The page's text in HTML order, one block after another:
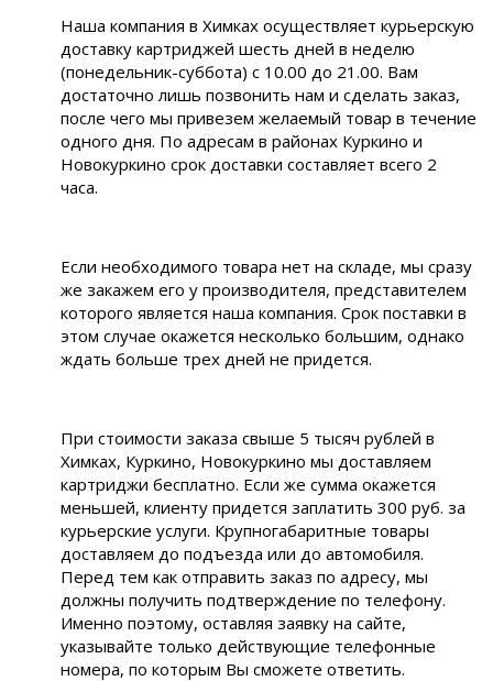
Наша компания в Химках осуществляет курьерскую
доставку картриджей шесть дней в неделю
(понедельник-суббота) с 10.00 до 21.00. Вам
достаточно лишь позвонить нам и сделать заказ,
после чего мы привезем желаемый товар в течение
одного дня. По адресам в районах Куркино и
Новокуркино срок доставки составляет всего 2
часа.
Если необходимого товара нет на складе, мы сразу
же закажем его у производителя, представителем
которого является наша компания. Срок поставки в
этом случае окажется несколько большим, однако
ждать больше трех дней не придется.
При стоимости заказа свыше 5 тысяч рублей в
Химках, Куркино, Новокуркино мы доставляем
картриджи бесплатно. Если же сумма окажется
меньшей, клиенту придется заплатить 300 руб. за
курьерские услуги. Крупногабаритные товары
доставляем до подъезда или до автомобиля.
Перед тем как отправить заказ по адресу, мы
должны получить подтверждение по телефону.
Именно поэтому, оставляя заявку на сайте,
указывайте только действующие телефонные
номера, по которым Вы сможете ответить.